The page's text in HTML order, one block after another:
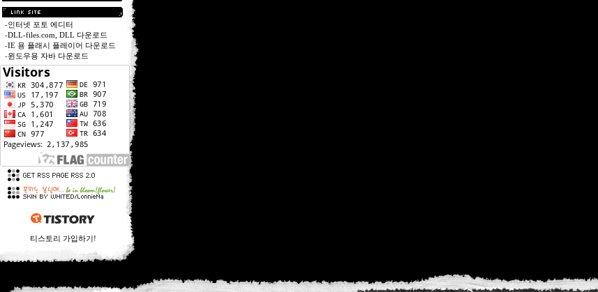
-인터넷 포토 에디터
-DLL-files.com, DLL 다운로드
-IE 용 플래시 플레이어 다운로드
-윈도우용 자바 다운로드
티스토리 가입하기!